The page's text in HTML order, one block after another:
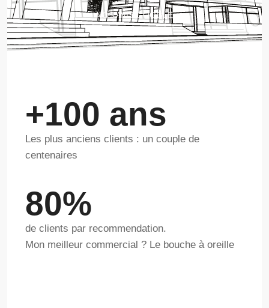
NOS AVIS GOOGLE
+100 ans
Les plus anciens clients : un couple de
centenaires
80%
de clients par recommendation.
Mon meilleur commercial ? Le bouche à oreille